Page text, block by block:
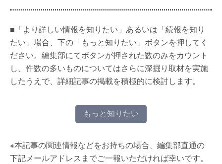
■「より詳しい情報を知りたい」あるいは「続報を知り
たい」場合、下の「もっと知りたい」ボタンを押してく
ださい。編集部にてボタンが押された数のみをカウント
し、件数の多いものについてはさらに深掘り取材を実施
したうえで、詳細記事の掲載を積極的に検討します。
もっと知りたい
※本記事の関連情報などをお持ちの場合、編集部直通の
下記メールアドレスまでご一報いただければ幸いです。